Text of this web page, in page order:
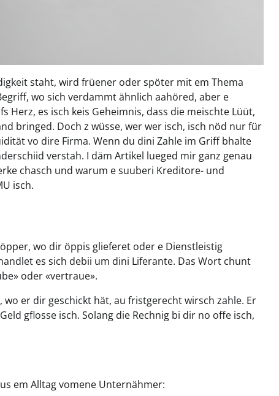
staht, wird früener oder spöter mit em Thema
wo sich verdammt ähnlich aahöred, aber e
es isch keis Geheimnis, dass die meischte Lüüt,
bringed. Doch z wüsse, wer wer isch, isch nöd nur für
vo dire Firma. Wenn du dini Zahle im Griff bhalte
verstah. I däm Artikel lueged mir ganz genau
chasch und warum e suuberi Kreditore- und
isch.
wo dir öppis glieferet oder e Dienstleistig
es sich debii um dini Liferante. Das Wort chunt
oder «vertraue».
er dir geschickt hät, au fristgerecht wirsch zahle. Er
gflosse isch. Solang die Rechnig bi dir no offe isch,
em Alltag vomene Unternähmer: